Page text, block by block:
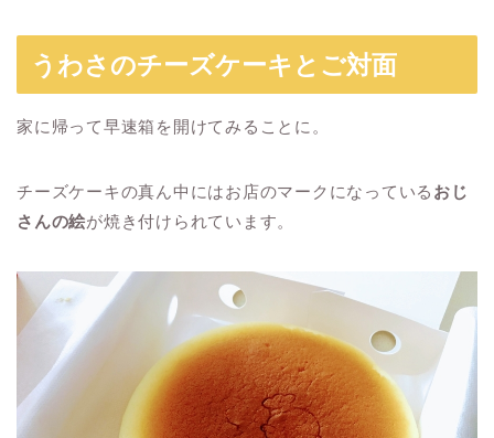
うわさのチーズケーキとご対面
家に帰って早速箱を開けてみることに。
チーズケーキの真ん中にはお店のマークになっている おじ
さんの絵が焼き付けられています。